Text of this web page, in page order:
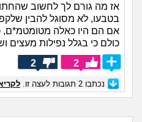
אז מה גורם לך לחשוב
בטבעו, לא מסוגל להבין
אם הם היו כאלה מטומטמ*ם,
כולם כי בגלל נפילות מעצים
2
2
נכתבו 2 תגובות לעצה זו.